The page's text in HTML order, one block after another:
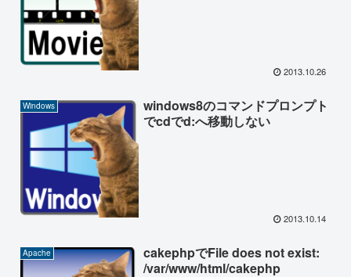
2013.10.26
Windows
windows8のコマンドプロンプト
でcdでd:へ移動しない
2013.10.14
Apache
cakephpでFile does not exist:
/var/www/html/cakephp